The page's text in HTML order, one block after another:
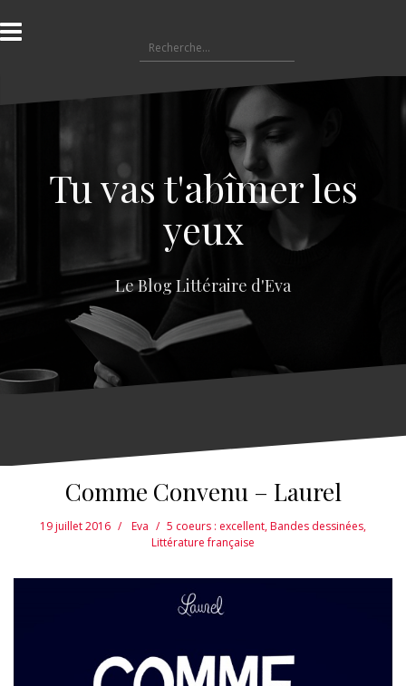
l
a
e
e
Tu vas t'abîmer les
yeux
Le Blog Littéraire d'Eva
Comme Convenu – Laurel
19 juillet 2016 Eva 5 coeurs : excellent,Bandes dessinées,
Littérature française